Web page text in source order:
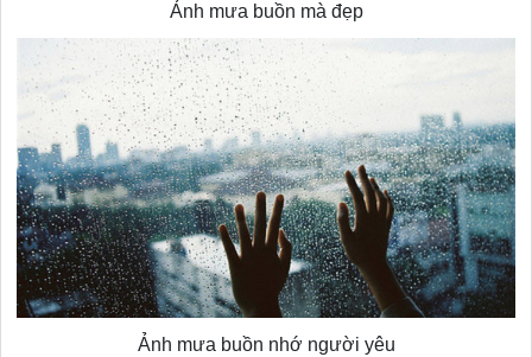
Ảnh mưa buồn mà đẹp
Ảnh mưa buồn nhớ người yêu